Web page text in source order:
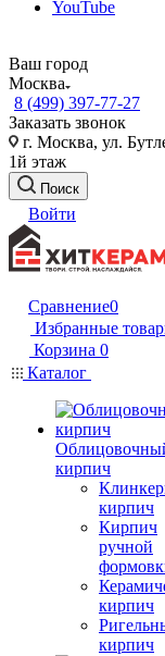
YouTube
Ваш город
Москва
8 (499) 397-77-27
Заказать звонок
г. Москва, ул.
1й этаж
Поиск
Войти
Сравнение0
Избранные
Корзина 0
Каталог
кирпич
кирпич
Кирпич
ручной
кирпич
кирпич